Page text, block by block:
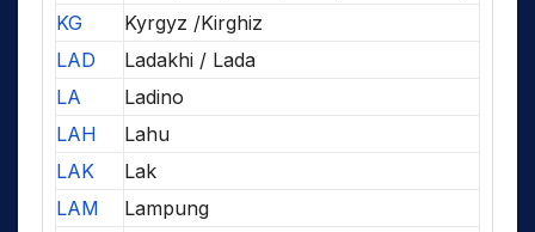
KG
Kyrgyz /Kirghiz
LAD
Ladakhi / Lada
LA
Ladino
LAH
Lahu
LAK
Lak
LAM
Lampung